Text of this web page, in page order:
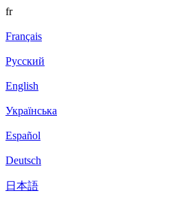
fr
Français
Русский
English
Українська
Español
Deutsch
日本語